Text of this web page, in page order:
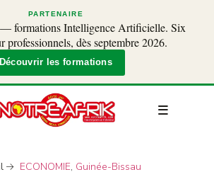
PARTENAIRE
formations Intelligence Artificielle. Six
professionnels, dès septembre 2026.
Découvrir les formations
ECONOMIE, Guinée-Bissau